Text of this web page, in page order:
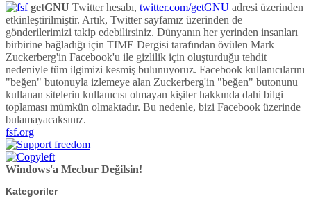
getGNU Twitter hesabı, twitter.com/getGNU adresi üzerinden
etkinleştirilmiştir. Artık, Twitter sayfamız üzerinden de
gönderilerimizi takip edebilirsiniz. Dünyanın her yerinden insanları
birbirine bağladığı için TIME Dergisi tarafından övülen Mark
Zuckerberg'in Facebook'u ile gizlilik için oluşturduğu tehdit
nedeniyle tüm ilgimizi kesmiş bulunuyoruz. Facebook kullanıcılarını
"beğen" butonuyla izlemeye alan Zuckerberg'in "beğen" butonunu
kullanan sitelerin kullanıcısı olmayan kişiler hakkında dahi bilgi
toplaması mümkün olmaktadır. Bu nedenle, bizi Facebook üzerinde
bulamayacaksınız.
fsf.org
Windows'a Mecbur Değilsin!
Kategoriler